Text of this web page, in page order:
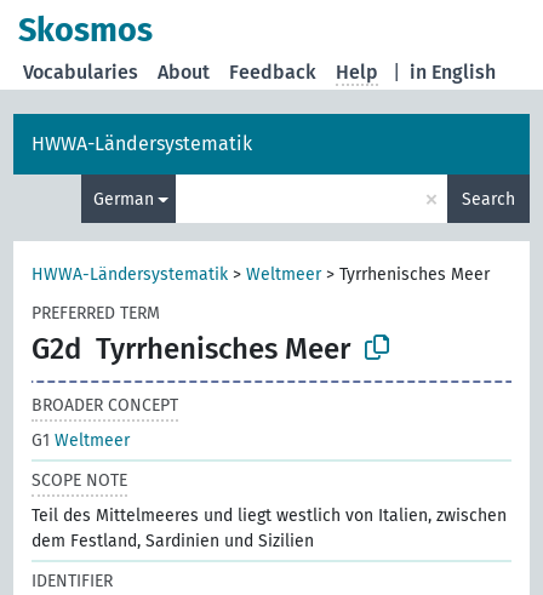
Skosmos
in English
Vocabularies About Feedback Help
HWWA-Ländersystematik
German × Search
HWWA-Ländersystematik >Weltmeer>Tyrrhenisches Meer
PREFERRED TERM
G2d Tyrrhenisches Meer
BROADER CONCEPT
G1Weltmeer
SCOPE NOTE
Teil des Mittelmeeres und liegt westlich von Italien, zwischen
dem Festland, Sardinien und Sizilien
IDENTIFIER